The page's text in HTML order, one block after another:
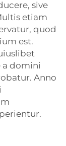
sive
etiam
quod
est.
domini
Anno